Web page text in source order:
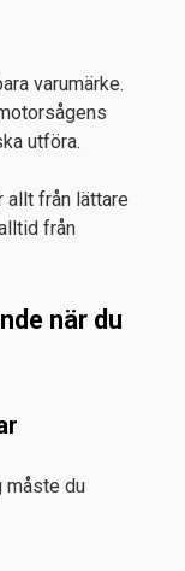
varumärke.
utföra.
allt från lättare
från
när du
måste du